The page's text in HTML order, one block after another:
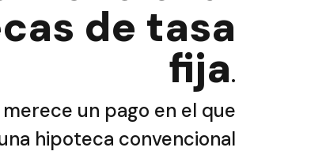
de tasa
fija.
un pago en el que
hipoteca convencional